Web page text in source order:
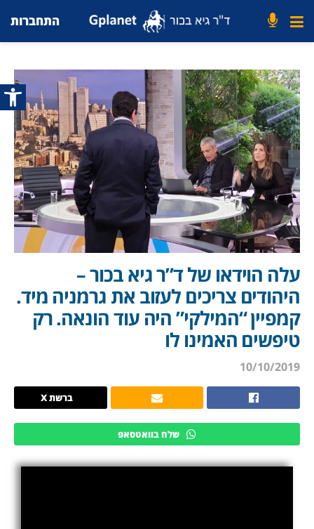
פתח
התחברות
עלה הוידאו של ד”ר גיא בכור –
היהודים צריכים לעזוב את גרמניה מיד.
קמפיין “המילקי” היה עוד הונאה. רק
טיפשים האמינו לו
10/10/2019
ברשת X
שלח בוואטסאפ